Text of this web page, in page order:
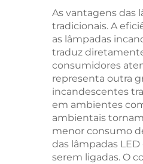
Luz de
Corpo
As vantagens das
tradicionais. A
as lâmpadas
traduz
consumidores
representa outra
incandescentes
em ambientes
ambientais
menor consumo
das lâmpadas
serem ligadas. O